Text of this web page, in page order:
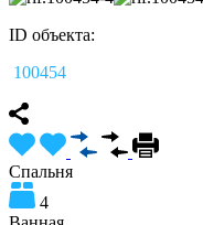
ID объекта:
100454
Спальня
4